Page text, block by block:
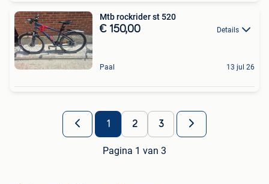
Mtb rockrider st 520
€ 150,00 Details
Paal 13 jul 26
1 2 3
Pagina 1 van 3